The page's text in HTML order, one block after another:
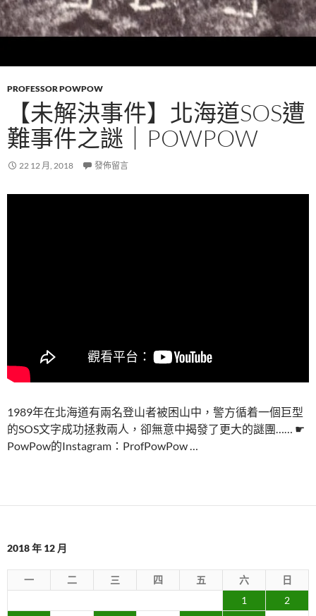
PROFESSOR POWPOW
【未解決事件】北海道SOS遭
難事件之謎｜POWPOW
22 12 月, 2018 發佈留言
1989年在北海道有兩名登山者被困山中，警方循着一個巨型
的SOS文字成功拯救兩人，卻無意中揭發了更大的謎團…… ☛
PowPow的Instagram：ProfPowPow …
2018 年 12 月
一 二 三 四 五 六
日
1
2